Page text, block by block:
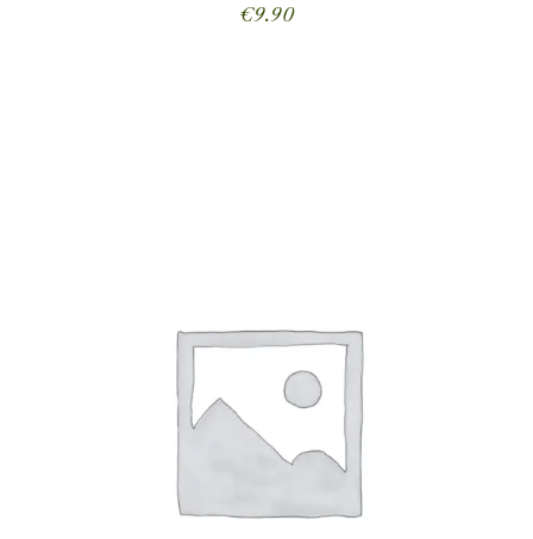
€9.90